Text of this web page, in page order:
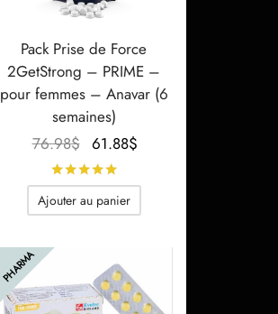
Pack Prise de Force
2GetStrong – PRIME –
pour femmes – Anavar (6
semaines)
76.98$ Le prix
initial
était :
76.98$.
61.88$
61.88$.
Ajouter au panier
PHARMA